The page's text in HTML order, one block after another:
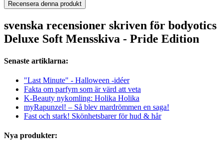
Recensera denna produkt
svenska recensioner skriven för bodyotics
Deluxe Soft Mensskiva - Pride Edition
Senaste artiklarna:
"Last Minute" - Halloween -idéer
Fakta om parfym som är värd att veta
K-Beauty nykomling: Holika Holika
myRapunzel! – Så blev mardrömmen en saga!
Fast och stark! Skönhetsbarer för hud & hår
Nya produkter: